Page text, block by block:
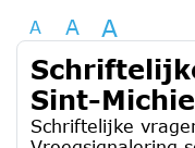
A A A
Sint-
Schriftelijke